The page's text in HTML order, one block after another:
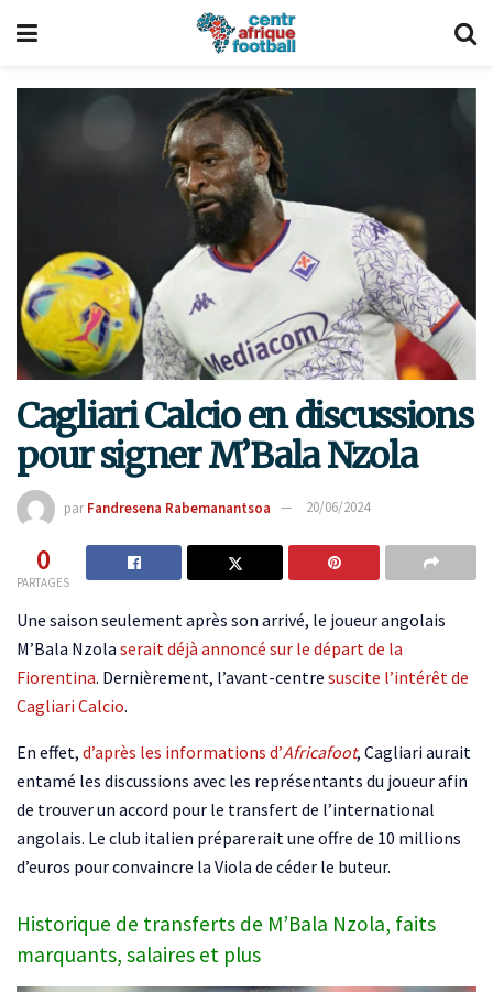
Cagliari Calcio en discussions
pour signer M’Bala Nzola
par Fandresena Rabemanantsoa 20/06/2024
0
PARTAGES
Une saison seulement après son arrivé, le joueur angolais
M’Bala Nzola serait déjà annoncé sur le départ de la
Fiorentina. Dernièrement, l’avant-centre suscite l’intérêt de
Cagliari Calcio.
En effet, d’après les informations d’Africafoot, Cagliari aurait
entamé les discussions avec les représentants du joueur afin
de trouver un accord pour le transfert de l’international
angolais. Le club italien préparerait une offre de 10 millions
d’euros pour convaincre la Viola de céder le buteur.
Historique de transferts de M’Bala Nzola, faits
marquants, salaires et plus